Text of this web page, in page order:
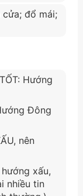
đổ mái;
Hướng
Đông
nên
xấu,
nhiều tin